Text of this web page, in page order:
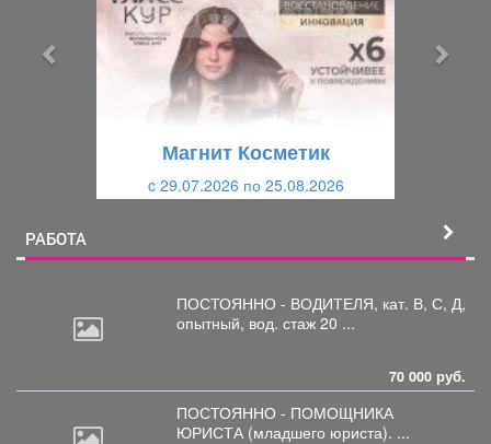
Магнит Косметик
c 29.07.2026 по 25.08.2026
РАБОТА
ПОСТОЯННО - ВОДИТЕЛЯ, кат. В, С, Д,
опытный, вод. стаж 20 ...
70 000 руб.
ПОСТОЯННО - ПОМОЩНИКА
ЮРИСТА
(младшего юриста). ...